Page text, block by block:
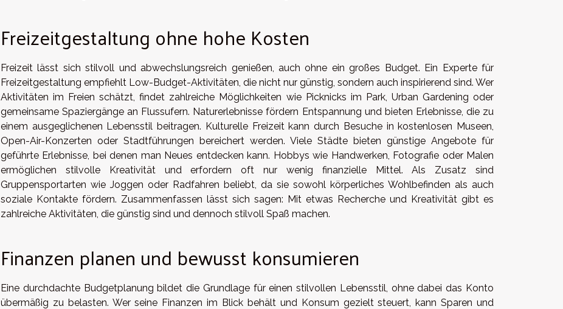
Freizeitgestaltung ohne hohe Kosten
Freizeit lässt sich stilvoll und abwechslungsreich genießen, auch ohne ein großes Budget. Ein Experte für
Freizeitgestaltung empfiehlt Low-Budget-Aktivitäten, die nicht nur günstig, sondern auch inspirierend sind. Wer
Aktivitäten im Freien schätzt, findet zahlreiche Möglichkeiten wie Picknicks im Park, Urban Gardening oder
gemeinsame Spaziergänge an Flussufern. Naturerlebnisse fördern Entspannung und bieten Erlebnisse, die zu
einem ausgeglichenen Lebensstil beitragen. Kulturelle Freizeit kann durch Besuche in kostenlosen Museen,
Open-Air-Konzerten oder Stadtführungen bereichert werden. Viele Städte bieten günstige Angebote für
geführte Erlebnisse, bei denen man Neues entdecken kann. Hobbys wie Handwerken, Fotografie oder Malen
ermöglichen stilvolle Kreativität und erfordern oft nur wenig finanzielle Mittel. Als Zusatz sind
Gruppensportarten wie Joggen oder Radfahren beliebt, da sie sowohl körperliches Wohlbefinden als auch
soziale Kontakte fördern. Zusammenfassen lässt sich sagen: Mit etwas Recherche und Kreativität gibt es
zahlreiche Aktivitäten, die günstig sind und dennoch stilvoll Spaß machen.
Finanzen planen und bewusst konsumieren
Eine durchdachte Budgetplanung bildet die Grundlage für einen stilvollen Lebensstil, ohne dabei das Konto
übermäßig zu belasten. Wer seine Finanzen im Blick behält und Konsum gezielt steuert, kann Sparen und